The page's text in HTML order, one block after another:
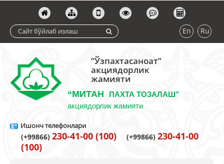
En Ru
“Ўзпахтасаноат”
акциядорлик
жамияти
“МИТАН
ПАХТА ТОЗАЛАШ”
акциядорлик жамияти
Ишонч телефонлари
(+99866) 230-41-00 (100) (+99866) 230-41-00
(100)